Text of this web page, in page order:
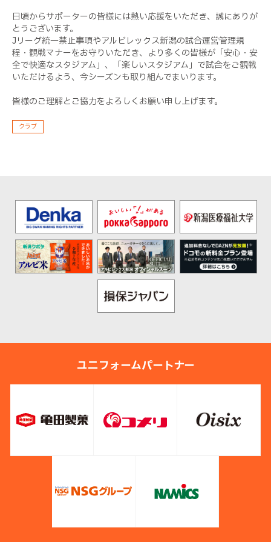
日頃からサポーターの皆様には熱い応援をいただき、誠にありが
とうございます。
Jリーグ統一禁止事項やアルビレックス新潟の試合運営管理規
程・観戦マナーをお守りいただき、より多くの皆様が「安心・安
全で快適なスタジアム」、「楽しいスタジアム」で試合をご観戦
いただけるよう、今シーズンも取り組んでまいります。
皆様のご理解とご協力をよろしくお願い申し上げます。
クラブ
ユニフォームパートナー